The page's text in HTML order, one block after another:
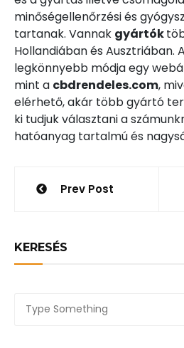
minőségellenőrzési és
tartanak. Vannak gyártók
Hollandiában és Ausztriában. A
legkönnyebb módja egy
mint a cbdrendeles.com,
elérhető, akár több gyártó
ki tudjuk választani a
hatóanyag tartalmú és
Bejegyzés
Prev Post
KERESÉS